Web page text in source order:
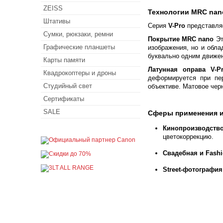
Технологии MRC
Серия V-Pro
Покрытие MRC nano
изображения, но и
буквально одним
Латунная оправа V-
деформируется при
объективе. Матовое
Сферы применения
цветокоррекцию.
Свадебная и
Street-
ZEISS
Штативы
Сумки, рюкзаки, ремни
Графические планшеты
Карты памяти
Квадрокоптеры и дроны
Студийный свет
Сертификаты
SALE